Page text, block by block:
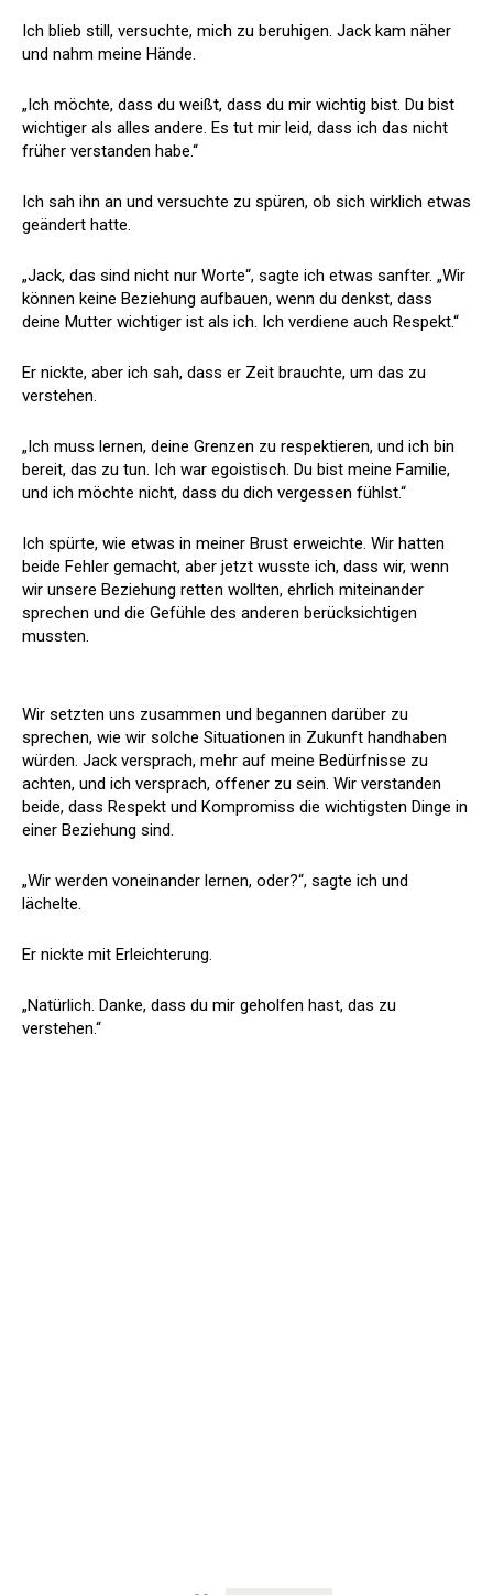
Ich blieb still, versuchte, mich zu beruhigen. Jack kam näher
und nahm meine Hände.
„Ich möchte, dass du weißt, dass du mir wichtig bist. Du bist
wichtiger als alles andere. Es tut mir leid, dass ich das nicht
früher verstanden habe.“
Ich sah ihn an und versuchte zu spüren, ob sich wirklich etwas
geändert hatte.
„Jack, das sind nicht nur Worte“, sagte ich etwas sanfter. „Wir
können keine Beziehung aufbauen, wenn du denkst, dass
deine Mutter wichtiger ist als ich. Ich verdiene auch Respekt.“
Er nickte, aber ich sah, dass er Zeit brauchte, um das zu
verstehen.
„Ich muss lernen, deine Grenzen zu respektieren, und ich bin
bereit, das zu tun. Ich war egoistisch. Du bist meine Familie,
und ich möchte nicht, dass du dich vergessen fühlst.“
Ich spürte, wie etwas in meiner Brust erweichte. Wir hatten
beide Fehler gemacht, aber jetzt wusste ich, dass wir, wenn
wir unsere Beziehung retten wollten, ehrlich miteinander
sprechen und die Gefühle des anderen berücksichtigen
mussten.
Wir setzten uns zusammen und begannen darüber zu
sprechen, wie wir solche Situationen in Zukunft handhaben
würden. Jack versprach, mehr auf meine Bedürfnisse zu
achten, und ich versprach, offener zu sein. Wir verstanden
beide, dass Respekt und Kompromiss die wichtigsten Dinge in
einer Beziehung sind.
„Wir werden voneinander lernen, oder?“, sagte ich und
lächelte.
Er nickte mit Erleichterung.
„Natürlich. Danke, dass du mir geholfen hast, das zu
verstehen.“